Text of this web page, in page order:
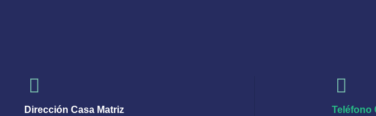
Dirección Casa Matriz
Teléfono